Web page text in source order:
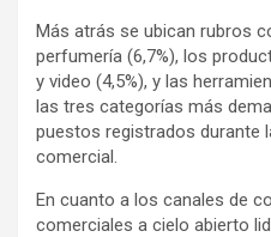
Más atrás se ubican rubros
perfumería (6,7%), los
y video (4,5%), y las
las tres categorías más
puestos registrados durante
comercial.
En cuanto a los canales de
comerciales a cielo abierto